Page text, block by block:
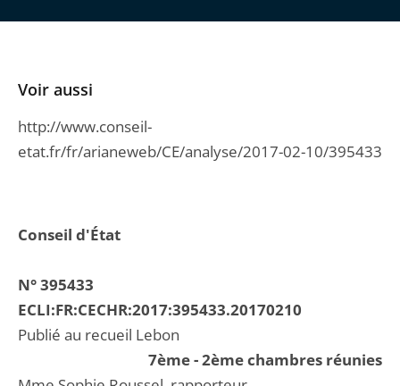
Conseil d'État
N° 395433
ECLI:FR:CECHR:2017:395433.20170210
Publié au recueil Lebon
7ème - 2ème chambres réunies
Voir aussi
http://www.conseil-
etat.fr/fr/arianeweb/CE/analyse/2017-02-10/395433